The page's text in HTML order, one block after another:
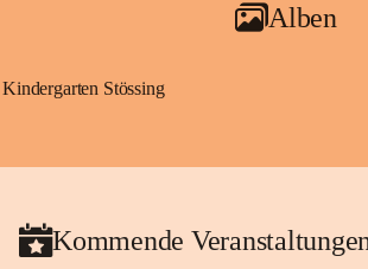
Alben
Kindergarten Stössing
Kommende